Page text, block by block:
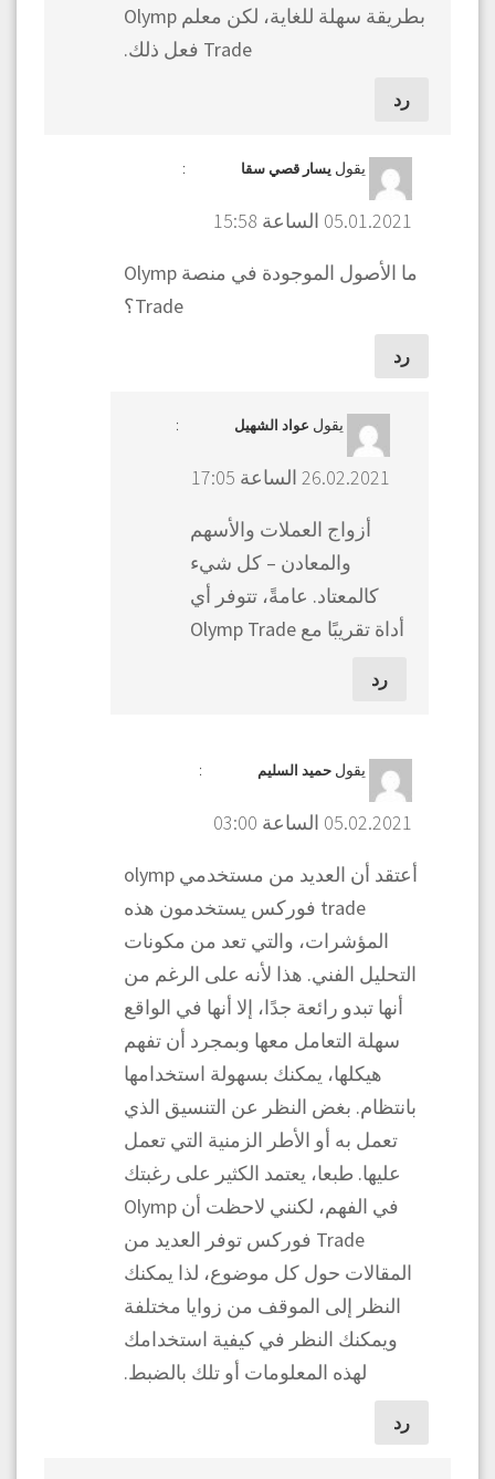
بطريقة سهلة للغاية، لكن معلم Olymp
Trade فعل ذلك.
رد
يقول يسار قصي سقا :
05.01.2021 الساعة 15:58
ما الأصول الموجودة في منصة Olymp
Trade؟
رد
يقول عواد الشهيل :
26.02.2021 الساعة 17:05
أزواج العملات والأسهم
والمعادن – كل شيء
كالمعتاد. عامةً، تتوفر أي
أداة تقريبًا مع Olymp Trade
رد
يقول حميد السليم :
05.02.2021 الساعة 03:00
أعتقد أن العديد من مستخدمي olymp
trade فوركس يستخدمون هذه
المؤشرات، والتي تعد من مكونات
التحليل الفني. هذا لأنه على الرغم من
أنها تبدو رائعة جدًا، إلا أنها في الواقع
سهلة التعامل معها وبمجرد أن تفهم
هيكلها، يمكنك بسهولة استخدامها
بانتظام. بغض النظر عن التنسيق الذي
تعمل به أو الأطر الزمنية التي تعمل
عليها. طبعا، يعتمد الكثير على رغبتك
في الفهم، لكنني لاحظت أن Olymp
Trade فوركس توفر العديد من
المقالات حول كل موضوع، لذا يمكنك
النظر إلى الموقف من زوايا مختلفة
ويمكنك النظر في كيفية استخدامك
لهذه المعلومات أو تلك بالضبط.
رد